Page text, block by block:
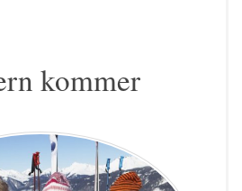
kommer